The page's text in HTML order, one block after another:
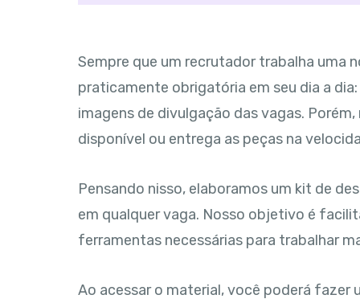
Sempre que um recrutador trabalha uma
praticamente obrigatória em seu dia a
imagens de divulgação das vagas.
disponível ou entrega as peças na
Pensando nisso, elaboramos um kit de
em qualquer vaga. Nosso objetivo é
ferramentas necessárias para trabalhar
Ao acessar o material, você poderá fazer